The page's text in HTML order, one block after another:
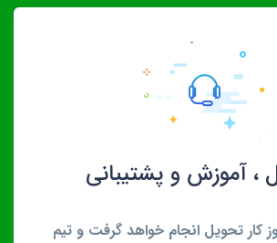
، آموزش و پشتیبانی
کمتر از 3 روز کار تحویل انجام خواهد گرفت و تیم